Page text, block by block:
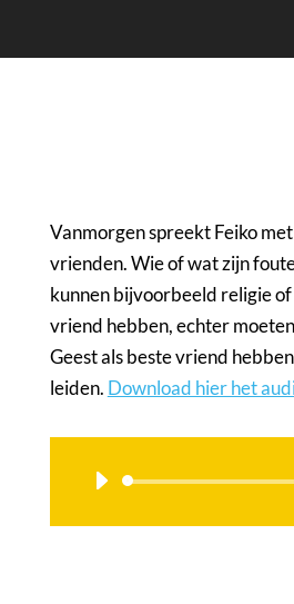
Vanmorgen spreekt Feiko
vrienden. Wie of wat zijn
kunnen bijvoorbeeld religie of
vriend hebben, echter
Geest als beste vriend
leiden. Download hier het